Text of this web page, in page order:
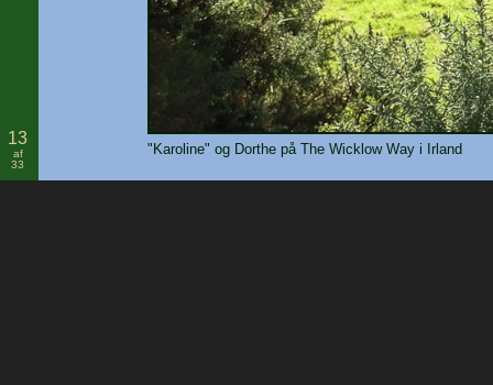
13
af
33
"Karoline" og Dorthe på The Wicklow Way i Irland